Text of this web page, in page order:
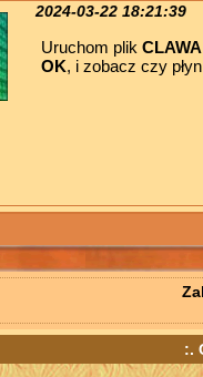
2024-03-22 18:21:39
Uruchom plik
OK, i zobacz czy
:.